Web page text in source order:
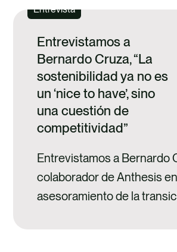
Entrevista
Entrevistamos a
Bernardo Cruza, “La
sostenibilidad ya no es
un ‘nice to have’, sino
una cuestión de
competitividad”
Entrevistamos a Bernardo
colaborador de Anthesis en
asesoramiento de la